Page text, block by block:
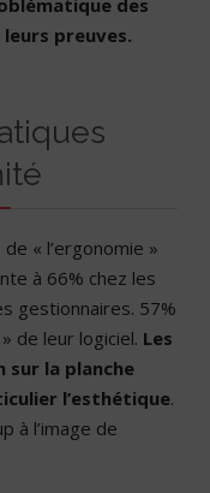
des
preuves.
« l’ergonomie »
à 66% chez les
gestionnaires. 57%
de leur logiciel. Les
sur la planche
l’esthétique.
à l’image de